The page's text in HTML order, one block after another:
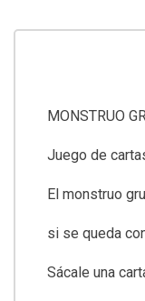
MONSTRUO
Juego de
El monstruo
si se queda
Sácale una